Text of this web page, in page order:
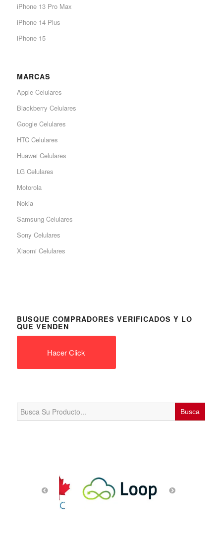
iPhone 13 Pro Max
iPhone 14 Plus
iPhone 15
MARCAS
Apple Celulares
Blackberry Celulares
Google Celulares
HTC Celulares
Huawei Celulares
LG Celulares
Motorola
Nokia
Samsung Celulares
Sony Celulares
Xiaomi Celulares
BUSQUE COMPRADORES VERIFICADOS Y LO
QUE VENDEN
Hacer Click
Search
for: